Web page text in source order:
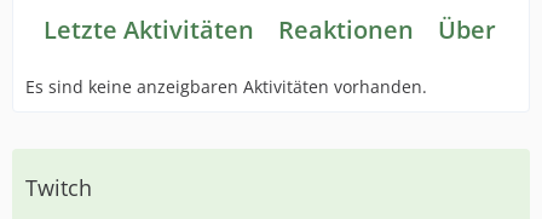
Letzte Aktivitäten Reaktionen Über
Es sind keine anzeigbaren Aktivitäten vorhanden.
Twitch